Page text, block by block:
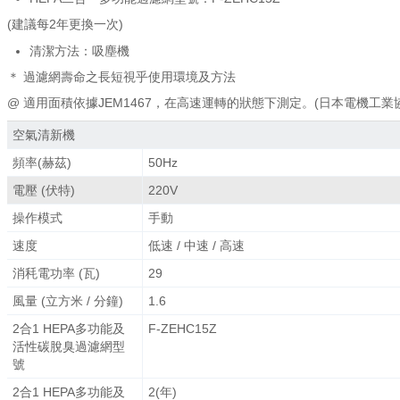
(建議每2年更換一次)
清潔方法：吸塵機
＊ 過濾網壽命之長短視乎使用環境及方法
@ 適用面積依據JEM1467，在高速運轉的狀態下測定。(日本電機工業
空氣清新機
頻率(赫茲)
50Hz
電壓 (伏特)
220V
操作模式
手動
速度
低速 / 中速 / 高速
消秏電功率 (瓦)
29
風量 (立方米 / 分鐘)
1.6
2合1 HEPA多功能及
活性碳脫臭過濾網型
號
F-ZEHC15Z
2合1 HEPA多功能及
2(年)